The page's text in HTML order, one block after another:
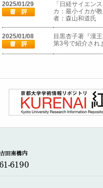
2025/01/29
「日経サイエン
カ：最小イカが
者：森山和道氏
2025/01/08
目黒杏子著『漢
第3号で紹介され